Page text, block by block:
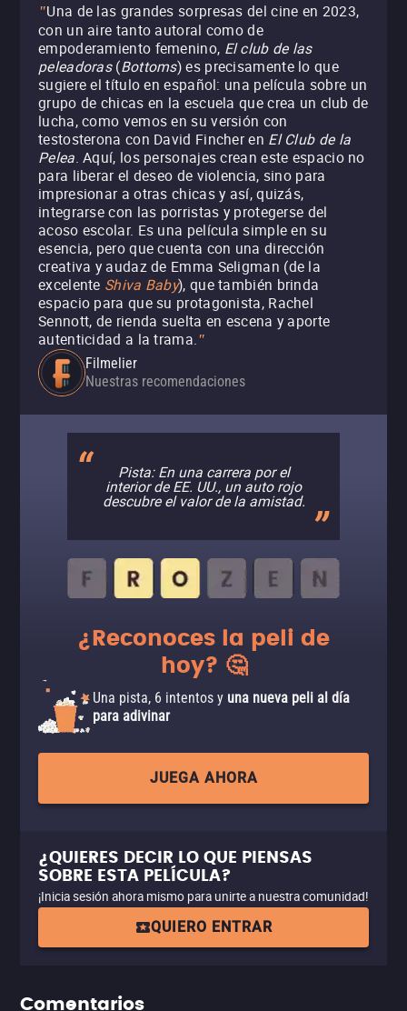
"Una de las grandes sorpresas del cine en 2023,
con un aire tanto autoral como de
empoderamiento femenino, El club de las
peleadoras(Bottoms) es precisamente lo que
sugiere el título en español: una película sobre un
grupo de chicas en la escuela que crea un club de
lucha, como vemos en su versión con
testosterona con David Fincher en El Club de la
Pelea. Aquí, los personajes crean este espacio no
para liberar el deseo de violencia, sino para
impresionar a otras chicas y así, quizás,
integrarse con las porristas y protegerse del
acoso escolar. Es una película simple en su
esencia, pero que cuenta con una dirección
creativa y audaz de Emma Seligman (de la
excelente Shiva Baby), que también brinda
espacio para que su protagonista, Rachel
Sennott, de rienda suelta en escena y aporte
autenticidad a la trama."
Filmelier
Nuestras recomendaciones
Pista: En una carrera por el
interior de EE. UU., un auto rojo
descubre el valor de la amistad.
¿Reconoces la peli de
hoy? 🤔
Una pista, 6 intentos y una nueva peli al día
para adivinar
JUEGA AHORA
¿QUIERES DECIR LO QUE PIENSAS
SOBRE ESTA PELÍCULA?
¡Inicia sesión ahora mismo para unirte a nuestra comunidad!
QUIERO ENTRAR
Comentarios